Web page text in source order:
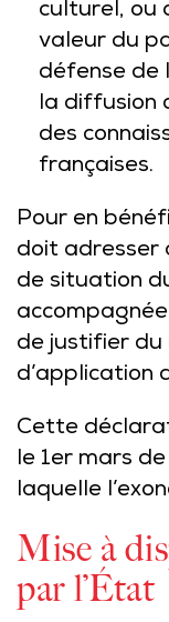
culturel, ou
valeur du
défense de
la diffusion
des
françaises.
Pour en
doit adresser
de situation
de justifier du
d’application
Cette
le 1er mars
laquelle
Mise à
par l’État